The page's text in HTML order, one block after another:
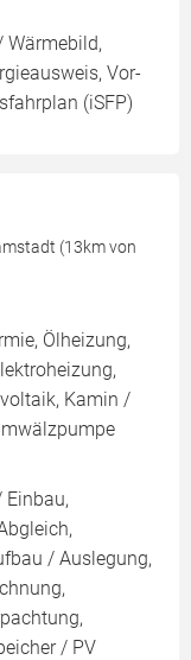
Wärmebild,
Vor-
(iSFP)
(13km von
Ölheizung,
Kamin /
/ Auslegung,
/ PV